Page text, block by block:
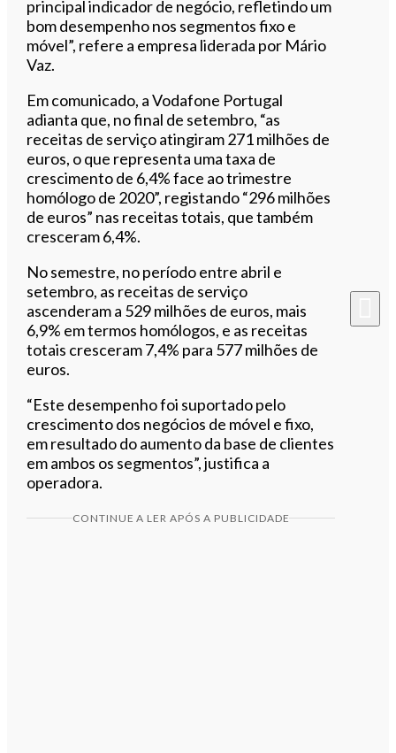
principal indicador de negócio, refletindo um
bom desempenho nos segmentos fixo e
móvel”, refere a empresa liderada por Mário
Vaz.
Em comunicado, a Vodafone Portugal
adianta que, no final de setembro, “as
receitas de serviço atingiram 271 milhões de
euros, o que representa uma taxa de
crescimento de 6,4% face ao trimestre
homólogo de 2020”, registando “296 milhões
de euros” nas receitas totais, que também
cresceram 6,4%.
No semestre, no período entre abril e
setembro, as receitas de serviço
ascenderam a 529 milhões de euros, mais
6,9% em termos homólogos, e as receitas
totais cresceram 7,4% para 577 milhões de
euros.
“Este desempenho foi suportado pelo
crescimento dos negócios de móvel e fixo,
em resultado do aumento da base de clientes
em ambos os segmentos”, justifica a
operadora.
CONTINUE A LER APÓS A PUBLICIDADE